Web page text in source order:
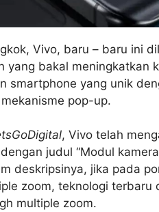
Vivo, baru – baru ini
yang bakal meningkatkan
smartphone yang unik
pop-up.
, Vivo telah
judul “Modul
deskripsinya, jika pada
zoom, teknologi terbaru
multiple zoom.